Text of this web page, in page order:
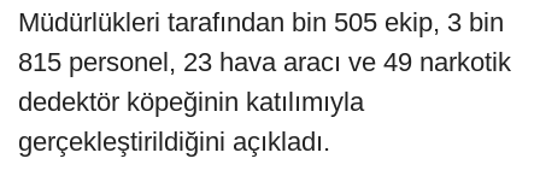
Müdürlükleri tarafından bin 505 ekip, 3 bin
815 personel, 23 hava aracı ve 49 narkotik
dedektör köpeğinin katılımıyla
gerçekleştirildiğini açıkladı.